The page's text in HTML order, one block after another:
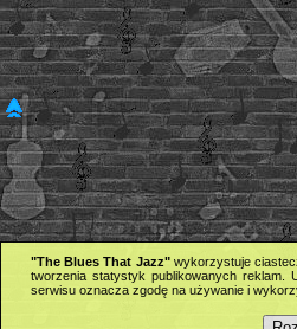
"The Blues That Jazz"wykorzystuje
tworzenia statystyk publikowanych reklam.
serwisu oznacza zgodę na używanie i